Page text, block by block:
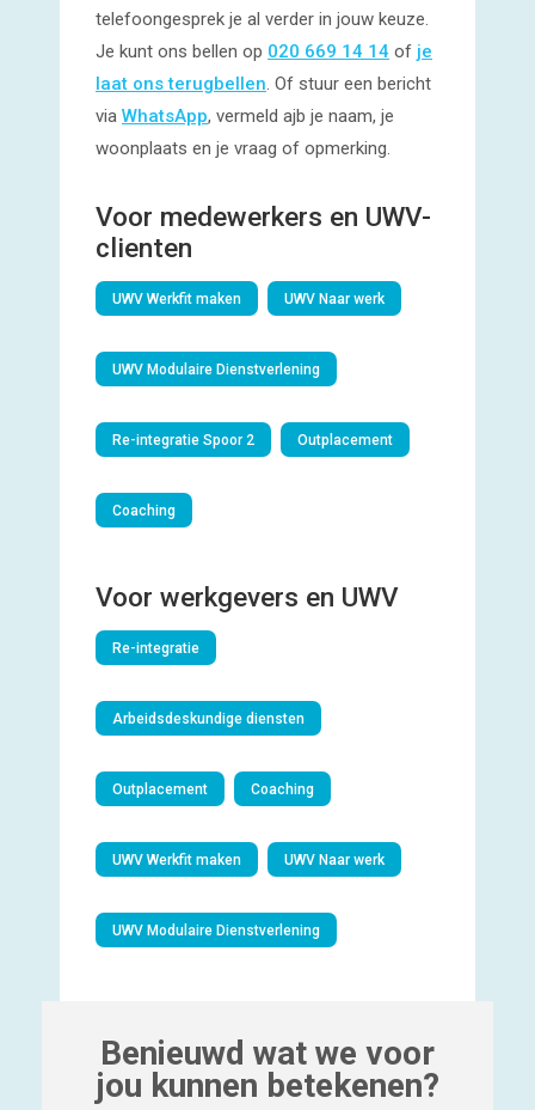
telefoongesprek je al verder in jouw keuze.
Je kunt ons bellen op 020 669 14 14 of je
laat ons terugbellen. Of stuur een bericht
via WhatsApp, vermeld ajb je naam, je
woonplaats en je vraag of opmerking.
Voor medewerkers en UWV-
clienten
UWV Werkfit maken UWV Naar werk
UWV Modulaire Dienstverlening
Re-integratie Spoor 2 Outplacement
Coaching
Voor werkgevers en UWV
Re-integratie
Arbeidsdeskundige diensten
Outplacement Coaching
UWV Werkfit maken UWV Naar werk
UWV Modulaire Dienstverlening
Benieuwd wat we voor
jou kunnen betekenen?